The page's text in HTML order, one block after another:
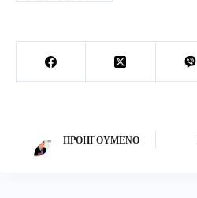
ΠΡΟΗΓΟΎΜΕΝΟ